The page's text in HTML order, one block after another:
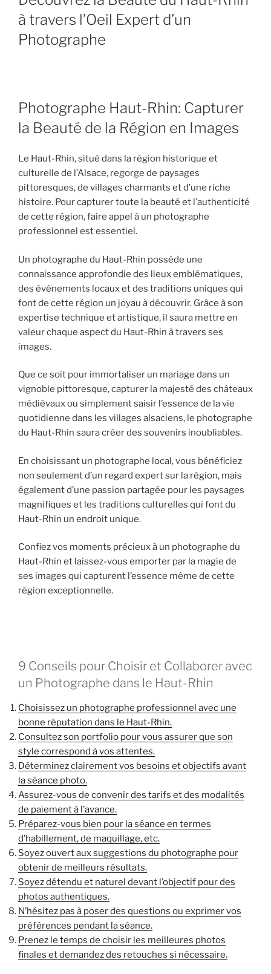
à travers l’Oeil Expert d’un
Photographe
Photographe Haut-Rhin: Capturer
la Beauté de la Région en Images
Le Haut-Rhin, situé dans la région historique et
culturelle de l’Alsace, regorge de paysages
pittoresques, de villages charmants et d’une riche
histoire. Pour capturer toute la beauté et l’authenticité
de cette région, faire appel à un photographe
professionnel est essentiel.
Un photographe du Haut-Rhin possède une
connaissance approfondie des lieux emblématiques,
des événements locaux et des traditions uniques qui
font de cette région un joyau à découvrir. Grâce à son
expertise technique et artistique, il saura mettre en
valeur chaque aspect du Haut-Rhin à travers ses
images.
Que ce soit pour immortaliser un mariage dans un
vignoble pittoresque, capturer la majesté des châteaux
médiévaux ou simplement saisir l’essence de la vie
quotidienne dans les villages alsaciens, le photographe
du Haut-Rhin saura créer des souvenirs inoubliables.
En choisissant un photographe local, vous bénéficiez
non seulement d’un regard expert sur la région, mais
également d’une passion partagée pour les paysages
magnifiques et les traditions culturelles qui font du
Haut-Rhin un endroit unique.
Confiez vos moments précieux à un photographe du
Haut-Rhin et laissez-vous emporter par la magie de
ses images qui capturent l’essence même de cette
région exceptionnelle.
9 Conseils pour Choisir et Collaborer avec
un Photographe dans le Haut-Rhin
Choisissez un photographe professionnel avec une
bonne réputation dans le Haut-Rhin.
Consultez son portfolio pour vous assurer que son
style correspond à vos attentes.
Déterminez clairement vos besoins et objectifs avant
la séance photo.
Assurez-vous de convenir des tarifs et des modalités
de paiement à l’avance.
Préparez-vous bien pour la séance en termes
d’habillement, de maquillage, etc.
Soyez ouvert aux suggestions du photographe pour
obtenir de meilleurs résultats.
Soyez détendu et naturel devant l’objectif pour des
photos authentiques.
N’hésitez pas à poser des questions ou exprimer vos
préférences pendant la séance.
Prenez le temps de choisir les meilleures photos
finales et demandez des retouches si nécessaire.